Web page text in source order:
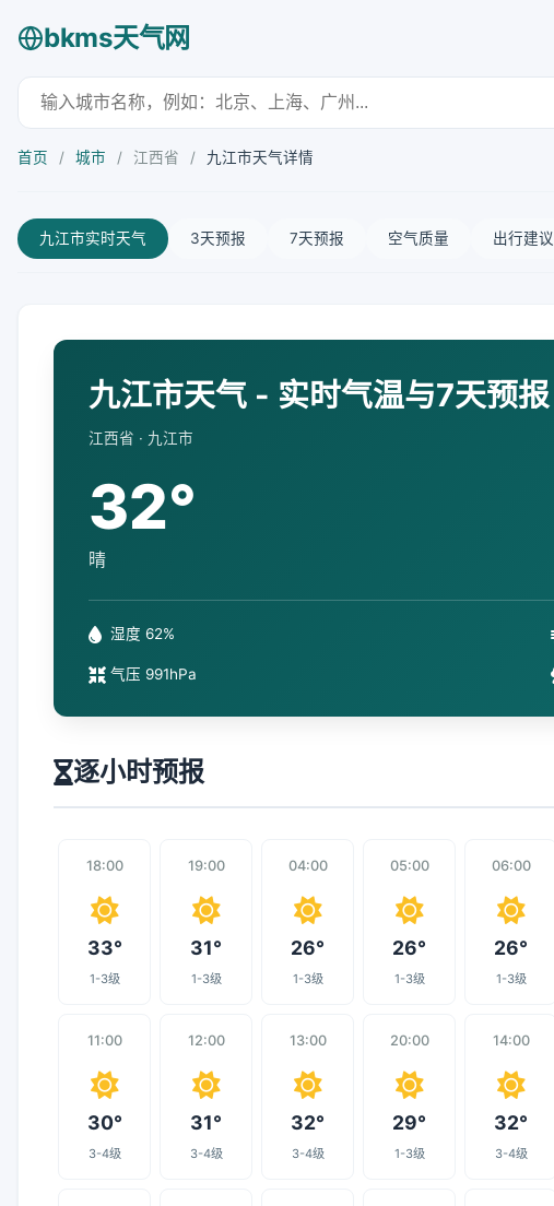
bkms天气网
首页 / 城市 / 江西省 / 九江市天气详情
九江市实时天气 3天预报 7天预报 空气质量 出行建议
九江市天气 - 实时气温与7天预报
江西省 · 九江市
32°
晴
湿度 62%
气压 991hPa
逐小时预报
18:00
33°
1-3级
19:00
31°
1-3级
04:00
26°
1-3级
05:00
26°
1-3级
06:00
26°
1-3级
11:00
30°
3-4级
12:00
31°
3-4级
13:00
32°
3-4级
20:00
29°
1-3级
14:00
32°
3-4级